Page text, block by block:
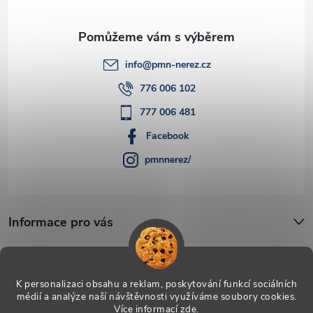
K personalizaci obsahu a reklam, poskytování funkcí sociálních
médií a analýze naší návštěvnosti využíváme soubory cookies.
Více informacízde.
info@pmn-nerez.cz
776 006 102
777 006 481
Facebook
pmnnerez/
Informace pro vás